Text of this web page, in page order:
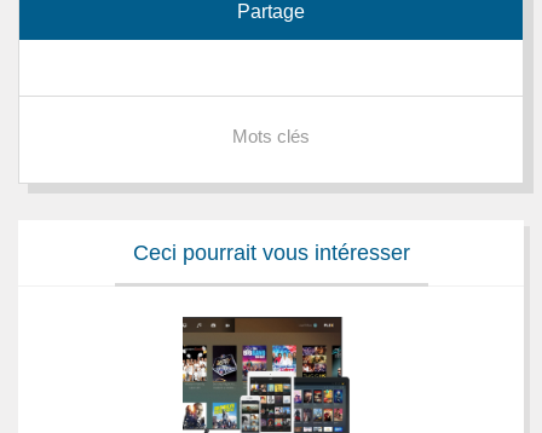
Partage
Mots clés
Ceci pourrait vous intéresser